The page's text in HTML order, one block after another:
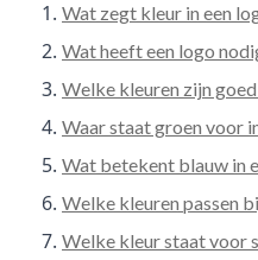
Wat zegt kleur in een
Wat heeft een logo
Welke kleuren zijn goed
Waar staat groen voor
Wat betekent blauw in
Welke kleuren passen
Welke kleur staat voor